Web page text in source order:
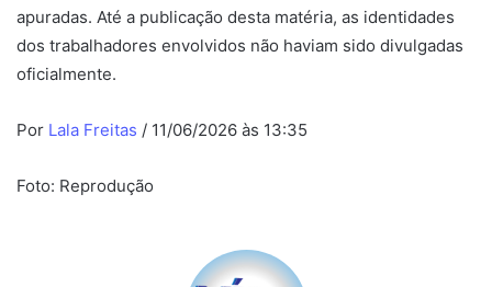
apuradas. Até a publicação desta matéria, as identidades
dos trabalhadores envolvidos não haviam sido divulgadas
oficialmente.
Por Lala Freitas / 11/06/2026 às 13:35
Foto: Reprodução